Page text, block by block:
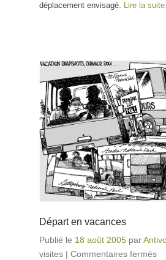
déplacement envisagé. Lire la
Départ en vacances
Publié le 18 août 2005 par
visites | Commentaires fermés